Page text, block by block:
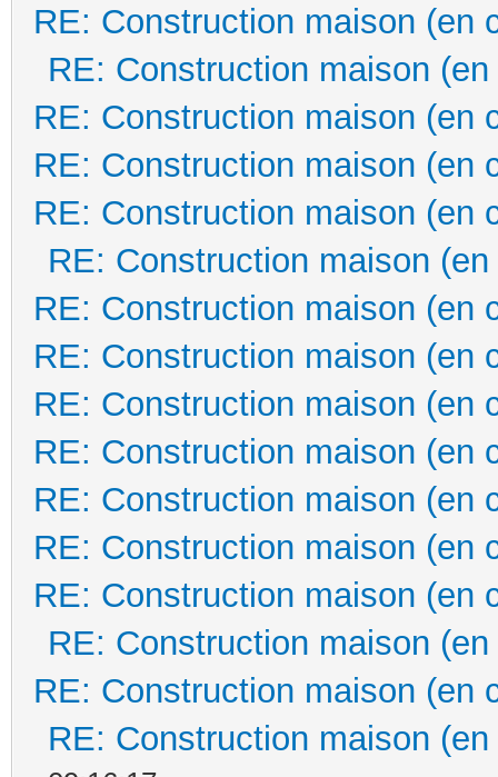
RE: Construction maison (en
RE: Construction maison
RE: Construction maison (en
RE: Construction maison (en
RE: Construction maison (en
RE: Construction maison
RE: Construction maison (en
RE: Construction maison (en
RE: Construction maison (en
RE: Construction maison (en
RE: Construction maison (en
RE: Construction maison (en
RE: Construction maison (en
RE: Construction maison
RE: Construction maison (en
RE: Construction maison